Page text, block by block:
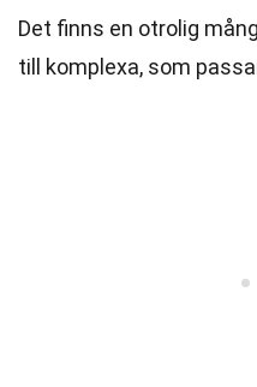
Det finns en otrolig
till komplexa, som